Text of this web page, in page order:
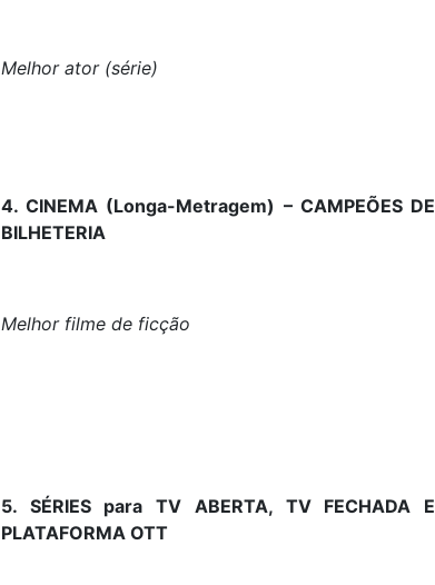
Melhor ator (série)
4. CINEMA (Longa-Metragem) – CAMPEÕES DE
BILHETERIA
Melhor filme de ficção
5. SÉRIES para TV ABERTA, TV FECHADA E
PLATAFORMA OTT